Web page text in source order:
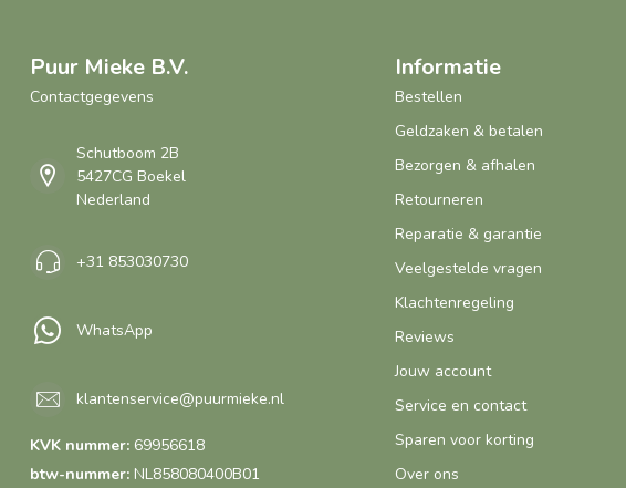
Puur Mieke B.V.
Contactgegevens
Schutboom 2B
5427CG Boekel
Nederland
+31 853030730
WhatsApp
klantenservice@puurmieke.nl
KVK nummer: 69956618
btw-nummer: NL858080400B01
Informatie
Bestellen
Geldzaken & betalen
Bezorgen & afhalen
Retourneren
Reparatie & garantie
Veelgestelde vragen
Klachtenregeling
Reviews
Jouw account
Service en contact
Sparen voor korting
Over ons